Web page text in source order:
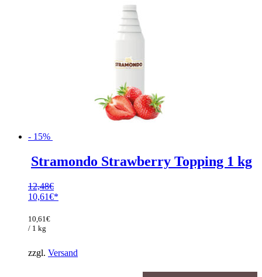
- 15%
Stramondo Strawberry Topping 1 kg
12,48€
Ursprünglicher
war:
12,48€
10,61€
Preis
ist:
10,61 €
/ 1 kg
zzgl. Versand